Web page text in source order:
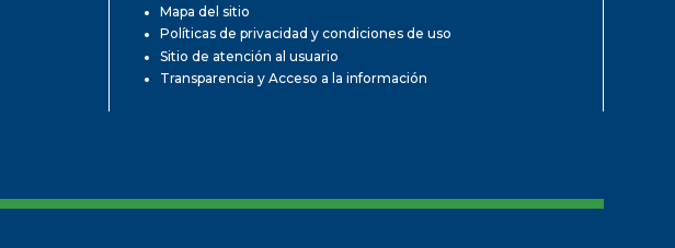
Mapa del sitio
Políticas de privacidad y condiciones de uso
Sitio de atención al usuario
Transparencia y Acceso a la información